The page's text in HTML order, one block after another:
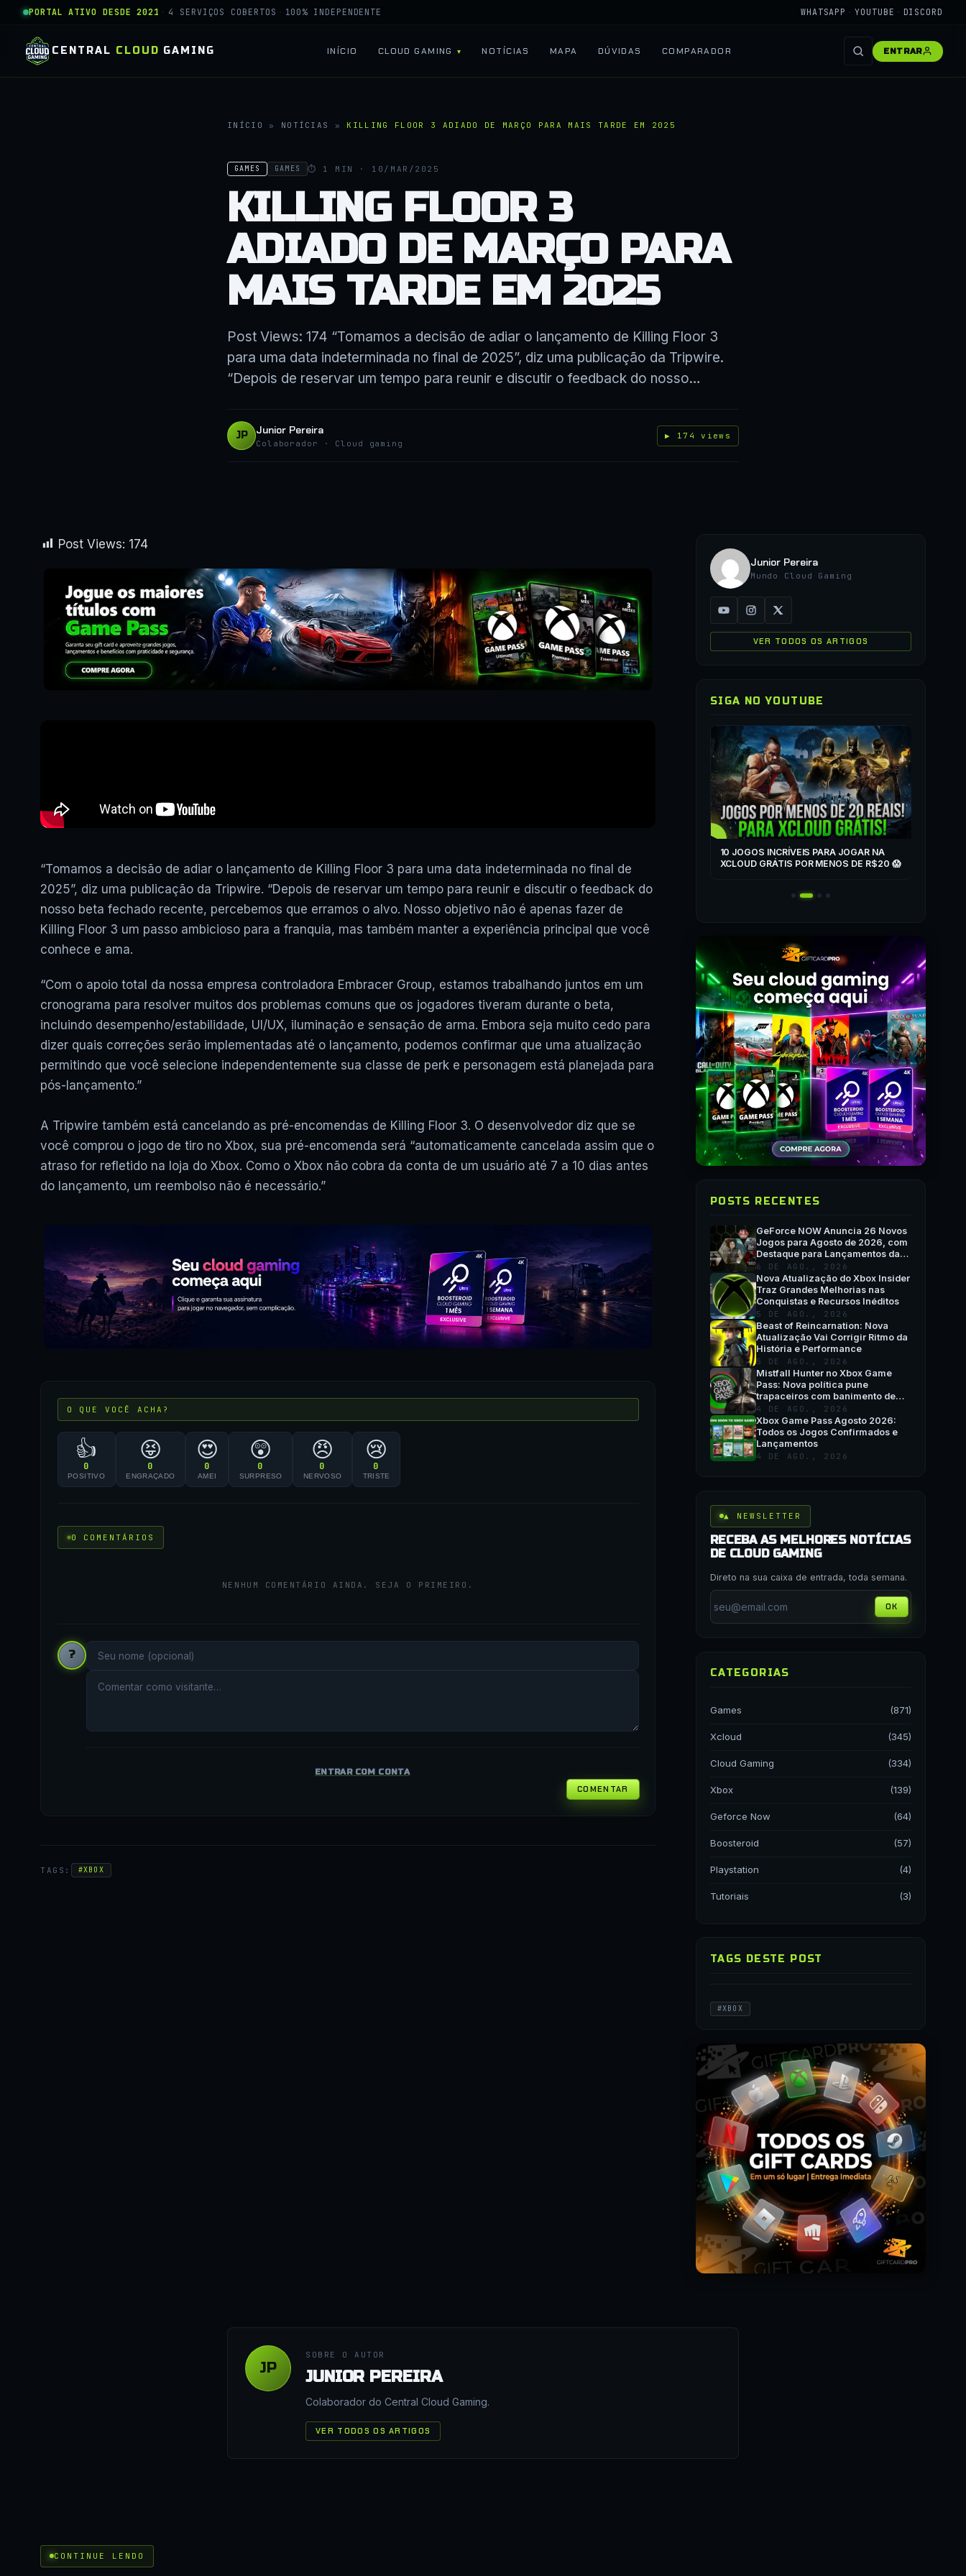
PORTAL ATIVO DESDE 2021 · 4 SERVIÇOS COBERTOS · 100% INDEPENDENTE WHATSAPP · YOUTUBE · DISCORD
CENTRAL CLOUD GAMING INÍCIO CLOUD GAMING NOTÍCIAS MAPA DÚVIDAS COMPARADOR ENTRAR
INÍCIO » NOTÍCIAS » KILLING FLOOR 3 ADIADO DE MARÇO PARA MAIS TARDE EM 2025
GAMES GAMES ⏱ 1 MIN · 10/MAR/2025
KILLING FLOOR 3
ADIADO DE MARÇO PARA
MAIS TARDE EM 2025
Post Views: 174 “Tomamos a decisão de adiar o lançamento de Killing Floor 3
para uma data indeterminada no final de 2025”, diz uma publicação da Tripwire.
“Depois de reservar um tempo para reunir e discutir o feedback do nosso…
JP Junior Pereira
Colaborador · Cloud gaming
▶ 174 views
Post Views: 174
“Tomamos a decisão de adiar o lançamento de Killing Floor 3 para uma data indeterminada no final de
2025”, diz uma publicação da Tripwire. “Depois de reservar um tempo para reunir e discutir o feedback do
nosso beta fechado recente, percebemos que erramos o alvo. Nosso objetivo não é apenas fazer de
Killing Floor 3 um passo ambicioso para a franquia, mas também manter a experiência principal que você
conhece e ama.
“Com o apoio total da nossa empresa controladora Embracer Group, estamos trabalhando juntos em um
cronograma para resolver muitos dos problemas comuns que os jogadores tiveram durante o beta,
incluindo desempenho/estabilidade, UI/UX, iluminação e sensação de arma. Embora seja muito cedo para
dizer quais correções serão implementadas até o lançamento, podemos confirmar que uma atualização
permitindo que você selecione independentemente sua classe de perk e personagem está planejada para
pós-lançamento.”
A Tripwire também está cancelando as pré-encomendas de Killing Floor 3. O desenvolvedor diz que se
você comprou o jogo de tiro no Xbox, sua pré-encomenda será “automaticamente cancelada assim que o
atraso for refletido na loja do Xbox. Como o Xbox não cobra da conta de um usuário até 7 a 10 dias antes
do lançamento, um reembolso não é necessário.”
O QUE VOCÊ ACHA?
👍
0
POSITIVO
😝
0
ENGRAÇADO
😍
0
AMEI
😲
0
SURPRESO
😠
0
NERVOSO
😢
0
TRISTE
0 COMENTÁRIOS
NENHUM COMENTÁRIO AINDA. SEJA O PRIMEIRO.
?
ENTRAR COM CONTA
COMENTAR
TAGS: #XBOX
Junior Pereira
Mundo Cloud Gaming
VER TODOS OS ARTIGOS
SIGA NO YOUTUBE
FUNCIONA? JOGOS UBISOFT
FUNCIONAM? VAI ACABAR? E MAIS! 🎮
▶
10 JOGOS INCRÍVEIS PARA JOGAR NA
XCLOUD GRÁTIS POR MENOS DE R$20 😱
POSTS RECENTES
GeForce NOW Anuncia 26 Novos
Jogos para Agosto de 2026, com
Destaque para Lançamentos da
Semana e QuakeCon
6 DE AGO., 2026
Nova Atualização do Xbox Insider
Traz Grandes Melhorias nas
Conquistas e Recursos Inéditos
5 DE AGO., 2026
Beast of Reincarnation: Nova
Atualização Vai Corrigir Ritmo da
História e Performance
5 DE AGO., 2026
Mistfall Hunter no Xbox Game
Pass: Nova política pune
trapaceiros com banimento de
hardware
4 DE AGO., 2026
Xbox Game Pass Agosto 2026:
Todos os Jogos Confirmados e
Lançamentos
4 DE AGO., 2026
▲ NEWSLETTER
RECEBA AS MELHORES NOTÍCIAS
DE CLOUD GAMING
Direto na sua caixa de entrada, toda semana.
OK
CATEGORIAS
Games (871)
Xcloud (345)
Cloud Gaming (334)
Xbox (139)
Geforce Now (64)
Boosteroid (57)
Playstation (4)
Tutoriais (3)
TAGS DESTE POST
#XBOX
JP
SOBRE O AUTOR
JUNIOR PEREIRA
Colaborador do Central Cloud Gaming.
VER TODOS OS ARTIGOS
CONTINUE LENDO